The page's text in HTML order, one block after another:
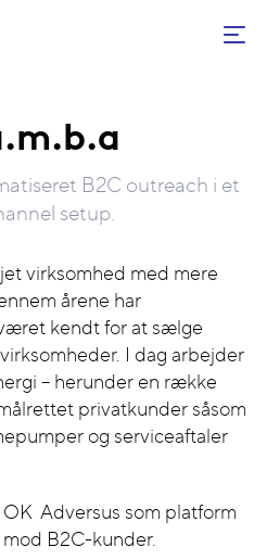
B2C outreach i et
setup.
virksomhed med mere
årene har
kendt for at sælge
I dag arbejder
– herunder en række
privatkunder såsom
og serviceaftaler
Adversus som platform
B2C-kunder.